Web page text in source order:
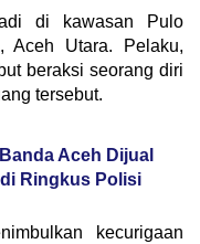
di kawasan Pulo
Aceh Utara. Pelaku,
beraksi seorang diri
tersebut.
Aceh Dijual
Ringkus Polisi
kecurigaan